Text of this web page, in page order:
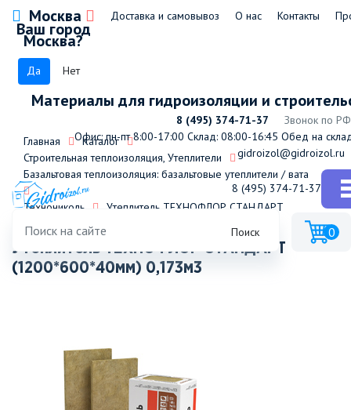
Москва
Ваш город
Москва?
Да Нет
Доставка и самовывоз О нас Контакты
Материалы для гидроизоляции и
8 (495) 374-71-37
Звонок по
Офис: пн-пт 8:00-17:00 Склад: 08:00-16:45 Обед на
gidroizol@gidroizol.ru
8 (495) 374-71-37
Поиск 0
Главная
Каталог
Строительная теплоизоляция, Утеплители
Базальтовая теплоизоляция: базальтовые утеплители / вата
Технониколь Утеплитель ТЕХНОФЛОР СТАНДАРТ
Утеплитель ТЕХНОФЛОР СТАНДАРТ
(1200*600*40мм) 0,173м3